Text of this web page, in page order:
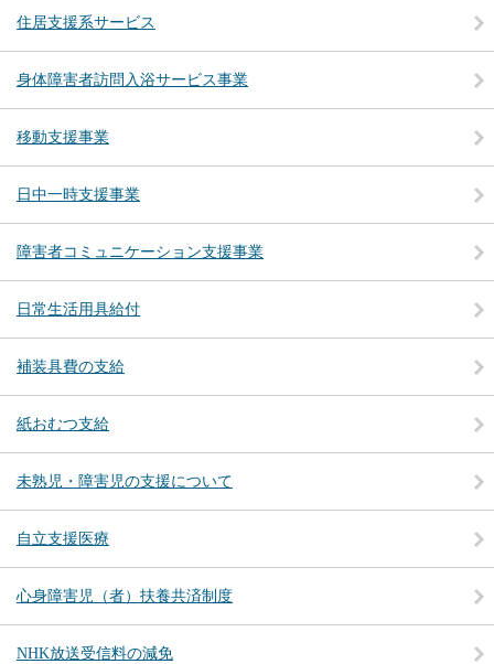
住居支援系サービス
身体障害者訪問入浴サービス事業
移動支援事業
日中一時支援事業
障害者コミュニケーション支援事業
日常生活用具給付
補装具費の支給
紙おむつ支給
未熟児・障害児の支援について
自立支援医療
心身障害児（者）扶養共済制度
NHK放送受信料の減免